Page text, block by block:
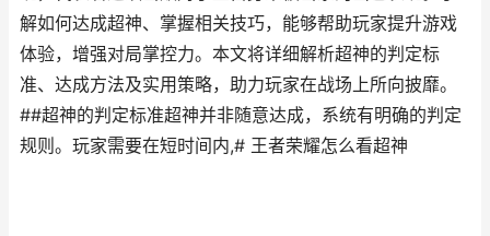
解如何达成超神、掌握相关技巧，能够帮助玩家提升游戏
体验，增强对局掌控力。本文将详细解析超神的判定标
准、达成方法及实用策略，助力玩家在战场上所向披靡。
##超神的判定标准超神并非随意达成，系统有明确的判定
规则。玩家需要在短时间内,# 王者荣耀怎么看超神